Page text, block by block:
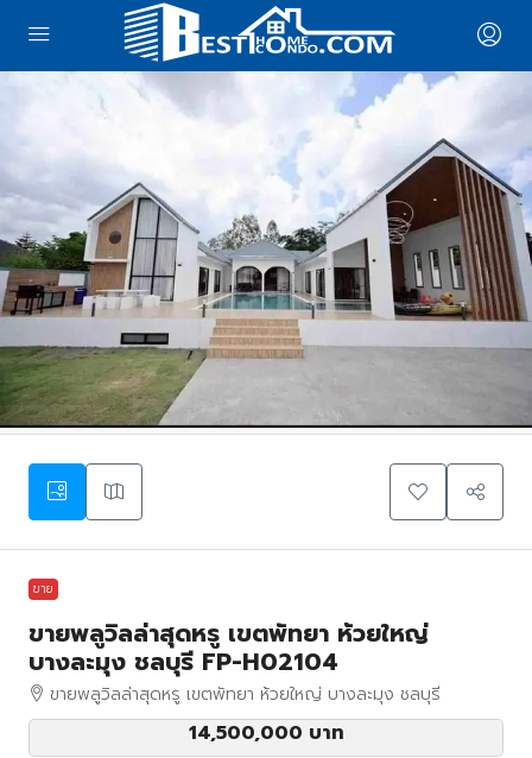
ขาย
ขายพลูวิลล่าสุดหรู เขตพัทยา ห้วยใหญ่
บางละมุง ชลบุรี FP-H02104
ขายพลูวิลล่าสุดหรู เขตพัทยา ห้วยใหญ่ บางละมุง ชลบุรี
14,500,000 บาท